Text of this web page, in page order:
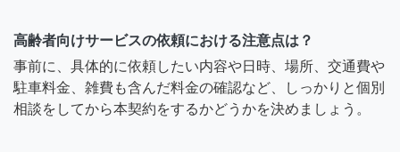
高齢者向けサービスの依頼における注意点は？
事前に、具体的に依頼したい内容や日時、場所、交通費や
駐車料金、雑費も含んだ料金の確認など、しっかりと個別
相談をしてから本契約をするかどうかを決めましょう。